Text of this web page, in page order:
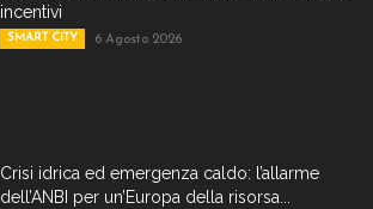
incentivi
SMART CITY 6 Agosto 2026
Crisi idrica ed emergenza caldo: l’allarme
dell’ANBI per un’Europa della risorsa...